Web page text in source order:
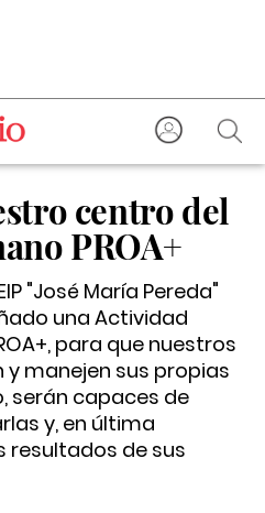
centro del
PROA+
"José María Pereda"
una Actividad
para que nuestros
manejen sus propias
serán capaces de
y, en última
resultados de sus